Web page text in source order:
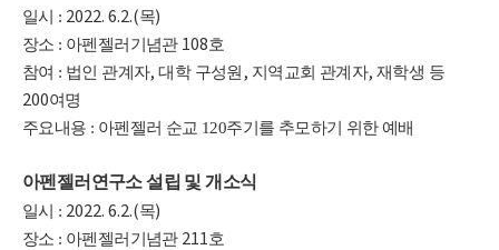
일시 : 2022. 6.2.(목)
장소 : 아펜젤러기념관 108호
참여 : 법인 관계자,대학 구성원 , 지역교회 관계자,재학생 등
200여명
주요내용 : 아펜젤러 순교 120주기를 추모하기 위한 예배
아펜젤러연구소 설립 및 개소식
일시 : 2022. 6.2.(목)
장소 : 아펜젤러기념관 211호